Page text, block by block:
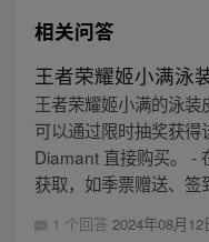
相关问答
王者荣耀姬小满泳
王者荣耀姬小满的泳
可以通过限时抽奖获
Diamant 直接购买。 -
获取，如季票赠送、签
1 个回答 2024年08月12